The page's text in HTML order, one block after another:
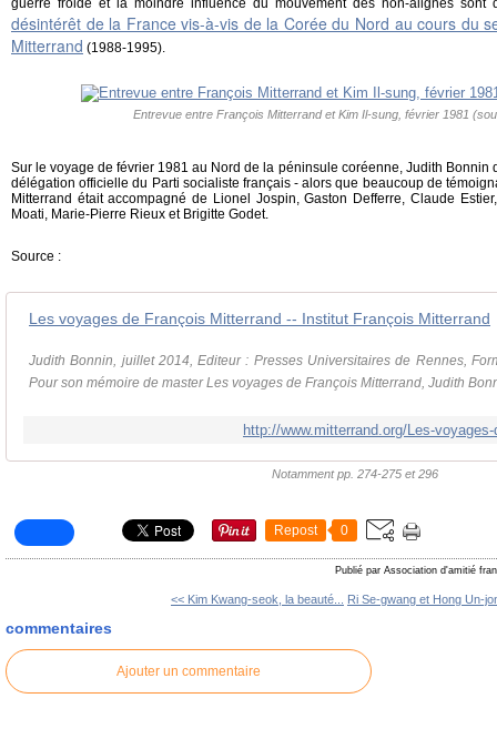
guerre froide et la moindre influence du mouvement des non-alignés
désintérêt de la France vis-à-vis de la Corée du Nord au cours du
Mitterrand (1988-1995).
Entrevue entre François Mitterrand et Kim Il-sung, février 1981
Sur le voyage de février 1981 au Nord de la péninsule coréenne, Judith Bonnin
délégation officielle du Parti socialiste français - alors que beaucoup de
Mitterrand était accompagné de Lionel Jospin, Gaston Defferre, Claude
Moati, Marie-Pierre Rieux et Brigitte Godet.
Source :
Les voyages de François Mitterrand -- Institut François Mitterrand
Judith Bonnin, juillet 2014, Editeur : Presses Universitaires de Rennes,
Pour son mémoire de master Les voyages de François Mitterrand, Judith
http://www.mitterrand.org/Les-
Notamment pp. 274-275 et 296
Repost 0
Publié par Association d'amitié
<< Kim Kwang-seok, la beauté... Ri Se-gwang et Hong Un-
commentaires
Ajouter un commentaire